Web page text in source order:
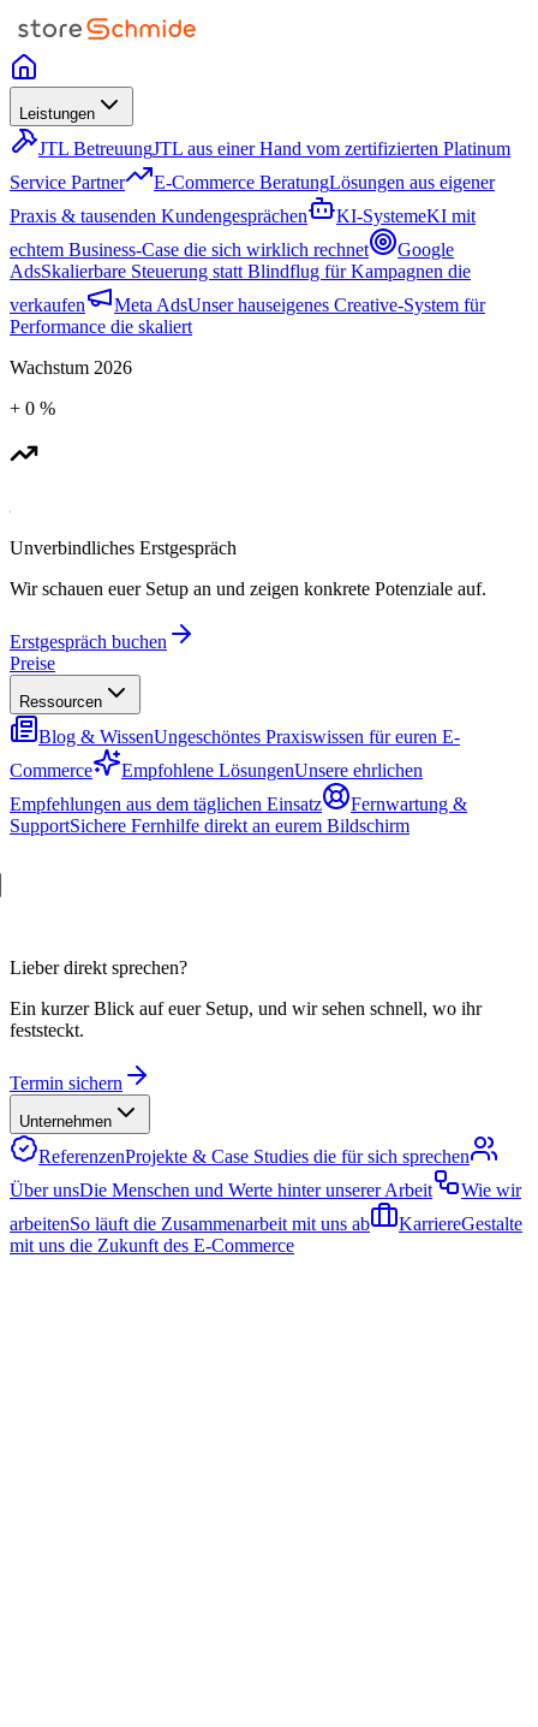
Leistungen
JTL BetreuungJTL aus einer Hand vom zertifizierten Platinum
Service Partner
E-Commerce BeratungLösungen aus eigener
Praxis & tausenden Kundengesprächen
KI-SystemeKI mit
echtem Business-Case die sich wirklich rechnet
Google
AdsSkalierbare Steuerung statt Blindflug für Kampagnen die
verkaufen
Meta AdsUnser hauseigenes Creative-System für
Performance die skaliert
Wachstum 2026
+ 0 %
Unverbindliches Erstgespräch
Wir schauen euer Setup an und zeigen konkrete Potenziale auf.
Erstgespräch buchen
Preise
Ressourcen
Blog & WissenUngeschöntes Praxiswissen für euren E-
Commerce
Empfohlene LösungenUnsere ehrlichen
Empfehlungen aus dem täglichen Einsatz
Fernwartung &
SupportSichere Fernhilfe direkt an eurem Bildschirm
Lieber direkt sprechen?
Ein kurzer Blick auf euer Setup, und wir sehen schnell, wo ihr
feststeckt.
Termin sichern
Unternehmen
ReferenzenProjekte & Case Studies die für sich sprechen
Über unsDie Menschen und Werte hinter unserer Arbeit
Wie wir
arbeitenSo läuft die Zusammenarbeit mit uns ab KarriereGestalte
mit uns die Zukunft des E-Commerce